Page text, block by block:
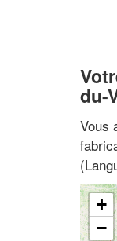
du-
Vous
+
−